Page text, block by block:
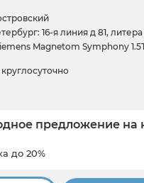
16-я линия д 81,
Magnetom Symphony
круглосуточно
предложение на
до 20%